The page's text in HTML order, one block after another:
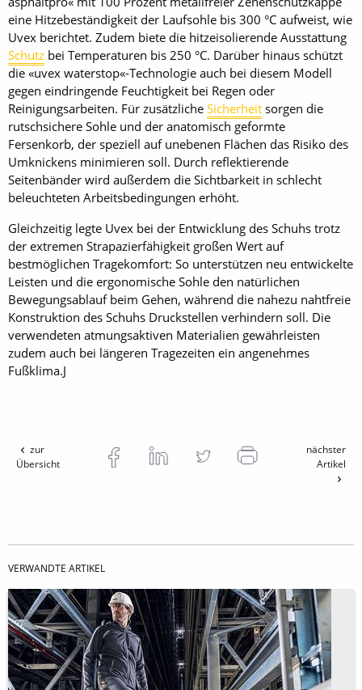
eine Hitzebeständigkeit der Laufsohle bis 300 °C aufweist, wie
Uvex berichtet. Zudem biete die hitzeisolierende Ausstattung
Schutz bei Temperaturen bis 250 °C. Darüber hinaus schützt
die «uvex waterstop«-Technologie auch bei diesem Modell
gegen eindringende Feuchtigkeit bei Regen oder
Reinigungsarbeiten. Für zusätzliche Sicherheit sorgen die
rutschsichere Sohle und der anatomisch geformte
Fersenkorb, der speziell auf unebenen Flächen das Risiko des
Umknickens minimieren soll. Durch reflektierende
Seitenbänder wird außerdem die Sichtbarkeit in schlecht
beleuchteten Arbeitsbedingungen erhöht.
Gleichzeitig legte Uvex bei der Entwicklung des Schuhs trotz
der extremen Strapazierfähigkeit großen Wert auf
bestmöglichen Tragekomfort: So unterstützen neu entwickelte
Leisten und die ergonomische Sohle den natürlichen
Bewegungsablauf beim Gehen, während die nahezu nahtfreie
Konstruktion des Schuhs Druckstellen verhindern soll. Die
verwendeten atmungsaktiven Materialien gewährleisten
zudem auch bei längeren Tragezeiten ein angenehmes
Fußklima.J
zur
Übersicht
nächster
Artikel
VERWANDTE ARTIKEL